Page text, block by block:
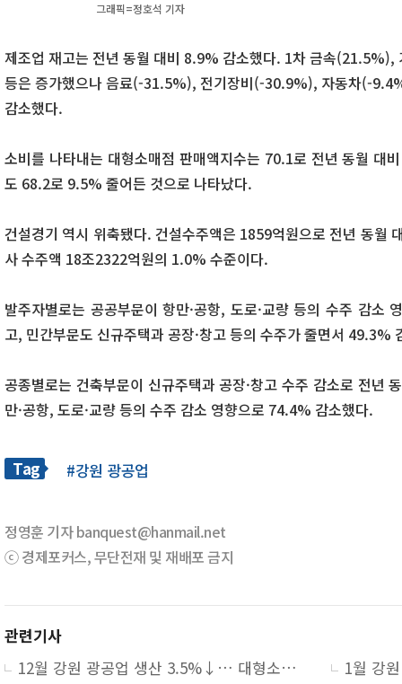
그래픽=정호석 기자
제조업 재고는 전년 동월 대비 8.9% 감소했다. 1차 금속
등은 증가했으나 음료(-31.5%), 전기장비(-30.9%), 자동차(-
감소했다.
소비를 나타내는 대형소매점 판매액지수는 70.1로 전년 동월 대
도 68.2로 9.5% 줄어든 것으로 나타났다.
건설경기 역시 위축됐다. 건설수주액은 1859억원으로 전년 동월
사 수주액 18조2322억원의 1.0% 수준이다.
발주자별로는 공공부문이 항만·공항, 도로·교량 등의 수주 감소
고, 민간부문도 신규주택과 공장·창고 등의 수주가 줄면서 49.3%
공종별로는 건축부문이 신규주택과 공장·창고 수주 감소로 전년
만·공항, 도로·교량 등의 수주 감소 영향으로 74.4% 감소했다.
Tag #강원 광공업
정영훈 기자 banquest@hanmail.net
ⓒ 경제포커스, 무단전재 및 재배포 금지
관련기사
12월 강원 광공업 생산 3.5%↓… 대형소매점 7.4%↓·건설수주 206.7%↑